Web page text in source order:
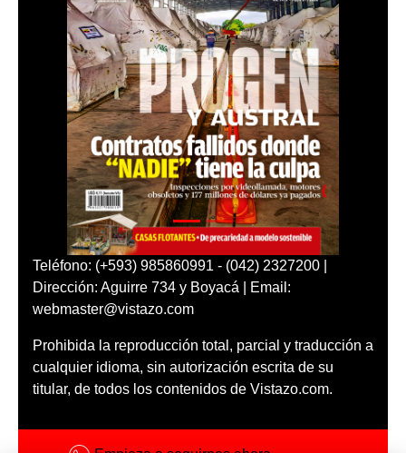
Teléfono: (+593) 985860991 - (042) 2327200 |
Dirección: Aguirre 734 y Boyacá | Email:
webmaster@vistazo.com
Prohibida la reproducción total, parcial y traducción a
cualquier idioma, sin autorización escrita de su
titular, de todos los contenidos de Vistazo.com.